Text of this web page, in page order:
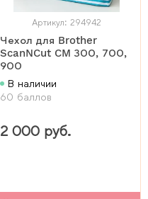
Артикул: 294942
Чехол для Brother
ScanNCut CM 300, 700,
900
В наличии
60 баллов
2 000 руб.